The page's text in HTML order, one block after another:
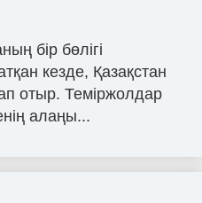
бір бөлігі
кезде, Қазақстан
отыр. Теміржолдар
алаңы...